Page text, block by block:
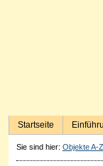
Startseite
Sie sind hier: Objekte A-Z